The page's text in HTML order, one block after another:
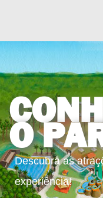
O
Descubra as
experiência!